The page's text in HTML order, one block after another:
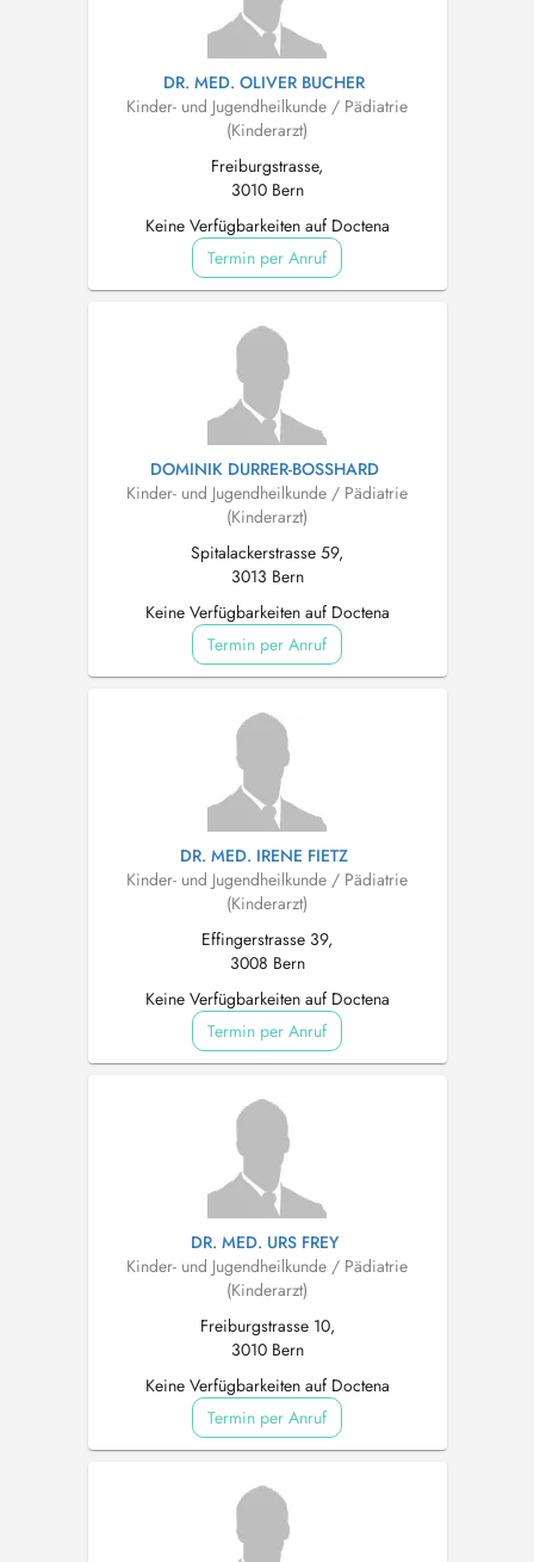
DR. MED. OLIVER BUCHER
Kinder- und Jugendheilkunde / Pädiatrie
(Kinderarzt)
Freiburgstrasse,
3010 Bern
Keine Verfügbarkeiten auf Doctena
Termin per Anruf
DOMINIK DURRER-BOSSHARD
Kinder- und Jugendheilkunde / Pädiatrie
(Kinderarzt)
Spitalackerstrasse 59,
3013 Bern
Keine Verfügbarkeiten auf Doctena
Termin per Anruf
DR. MED. IRENE FIETZ
Kinder- und Jugendheilkunde / Pädiatrie
(Kinderarzt)
Effingerstrasse 39,
3008 Bern
Keine Verfügbarkeiten auf Doctena
Termin per Anruf
DR. MED. URS FREY
Kinder- und Jugendheilkunde / Pädiatrie
(Kinderarzt)
Freiburgstrasse 10,
3010 Bern
Keine Verfügbarkeiten auf Doctena
Termin per Anruf